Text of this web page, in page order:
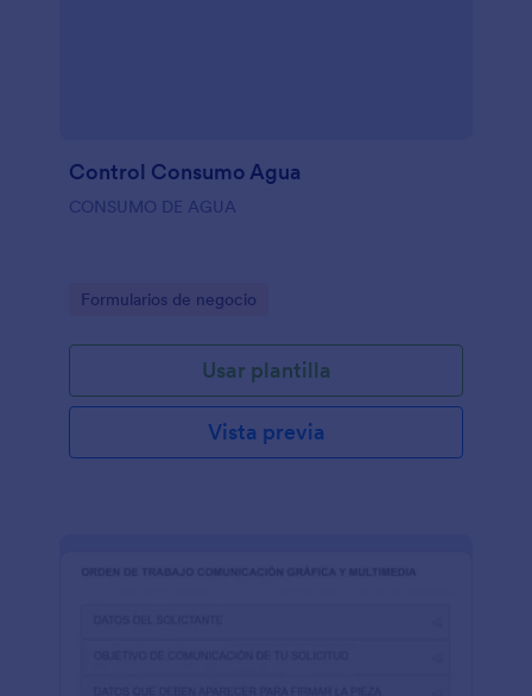
Control Consumo Agua
CONSUMO DE AGUA
Go to Category:
Formularios de negocio
Usar plantilla
Vista previa